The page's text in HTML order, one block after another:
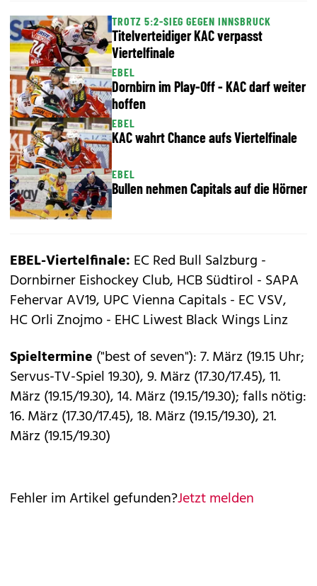
TROTZ 5:2-SIEG GEGEN INNSBRUCK
Titelverteidiger KAC verpasst
Viertelfinale
EBEL
Dornbirn im Play-Off - KAC darf weiter
hoffen
EBEL
KAC wahrt Chance aufs Viertelfinale
EBEL
Bullen nehmen Capitals auf die Hörner
EBEL-Viertelfinale: EC Red Bull Salzburg -
Dornbirner Eishockey Club, HCB Südtirol - SAPA
Fehervar AV19, UPC Vienna Capitals - EC VSV,
HC Orli Znojmo - EHC Liwest Black Wings Linz
Spieltermine ("best of seven"): 7. März (19.15 Uhr;
Servus-TV-Spiel 19.30), 9. März (17.30/17.45), 11.
März (19.15/19.30), 14. März (19.15/19.30); falls nötig:
16. März (17.30/17.45), 18. März (19.15/19.30), 21.
März (19.15/19.30)
Fehler im Artikel gefunden?Jetzt melden